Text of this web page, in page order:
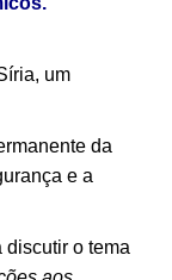
um
da
e a
discutir o tema